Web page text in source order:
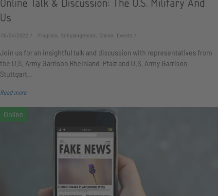
Us
05/24/2022 Program, Schulangebote, Online, Events
Join us for an insightful talk and discussion with representatives from
the U.S. Army Garrison Rheinland-Pfalz and U.S. Army Garrison
Stuttgart…
Read more